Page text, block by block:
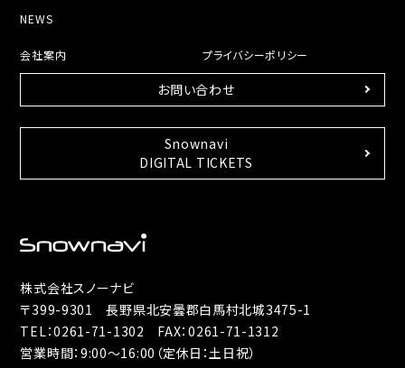
NEWS
会社案内 プライバシーポリシー
お問い合わせ
Snownavi
DIGITAL TICKETS
株式会社スノーナビ
〒399-9301 長野県北安曇郡白馬村北城3475-1
TEL：0261-71-1302 FAX：0261-71-1312
営業時間：9:00～16:00（定休日：土日祝）